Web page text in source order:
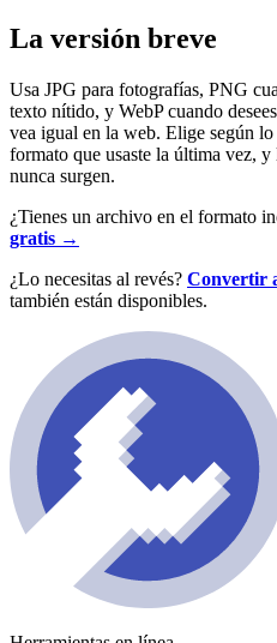
La versión breve
Usa JPG para fotografías, PNG
texto nítido, y WebP cuando
vea igual en la web. Elige según
formato que usaste la última vez,
nunca surgen.
¿Tienes un archivo en el formato
gratis →
¿Lo necesitas al revés? Convertir
también están disponibles.